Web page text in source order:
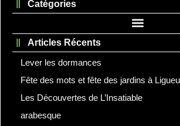
Catégories
Articles Récents
Lever les dormances
Fête des mots et fête des jardins à
Les Découvertes de L’Insatiable
arabesque